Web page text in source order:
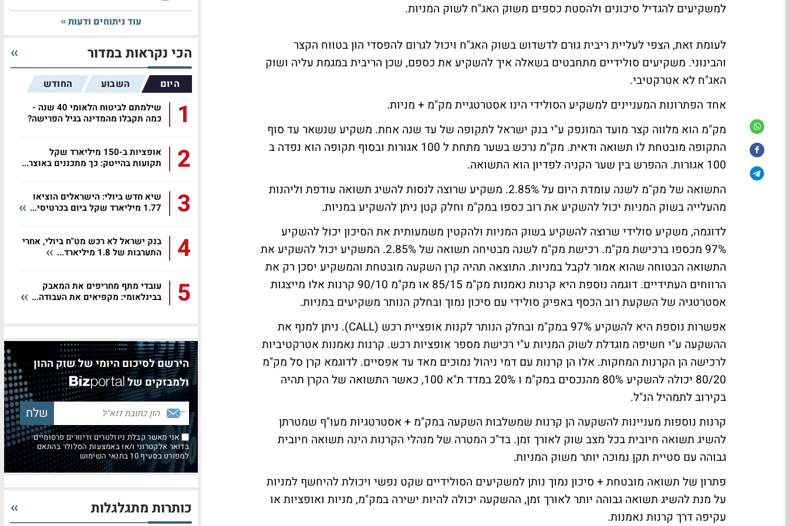
למשקיעים להגדיל סיכונים ולהסטת כספים משוק האג"ח לשוק המניות.
לעומת זאת, הצפי לעליית ריבית גורם לדשדוש בשוק האג"ח ויכול לגרום להפסדי הון בטווח הקצר
והבינוני. משקיעים סולידיים מתחבטים בשאלה איך להשקיע את כספם, שכן הריבית במגמת עליה ושוק
האג"ח לא אטרקטיבי.
אחד הפתרונות המעניינים למשקיע הסולידי הינו אסטרטגיית מק"מ + מניות.
מק"מ הוא מלווה קצר מועד המונפק ע"י בנק ישראל לתקופה של עד שנה אחת. משקיע שנשאר עד סוף
התקופה מובטחת לו תשואה ודאית. מק"מ נרכש בשער מתחת ל 100 אגורות ובסוף תקופה הוא נפדה ב
100 אגורות. ההפרש בין שער הקניה לפדיון הוא התשואה.
התשואה של מק"מ לשנה עומדת היום על 2.85%. משקיע שרוצה לנסות להשיג תשואה עודפת וליהנות
מהעלייה בשוק המניות יכול להשקיע את רוב כספו במק"מ וחלק קטן ניתן להשקיע במניות.
לדוגמה, משקיע סולידי שרוצה להשקיע בשוק המניות ולהקטין משמעותית את הסיכון יכול להשקיע
97% מכספו ברכישת מק"מ. רכישת מק"מ לשנה מבטיחה תשואה של 2.85%. המשקיע יכול להשקיע את
התשואה הבטוחה שהוא אמור לקבל במניות. התוצאה תהיה קרן השקעה מובטחת והמשקיע יסכן רק את
הרווחים העתידיים. דוגמה נוספת היא קרנות נאמנות מק"מ 85/15 או מק"מ 90/10 קרנות אלו מייצגות
אסטרטגיה של השקעת רוב הכסף באפיק סולידי עם סיכון נמוך ובחלק הנותר משקיעים במניות.
אפשרות נוספת היא להשקיע 97% במק"מ ובחלק הנותר לקנות אופציית רכש (CALL). ניתן למנף את
ההשקעה ע"י חשיפה מוגדלת לשוק המניות ע"י רכישת מספר אופציות רכש. קרנות נאמנות אטרקטיביות
לרכישה הן הקרנות המחקות. אלו הן קרנות עם דמי ניהול נמוכים מאד עד אפסיים. לדוגמא קרן סל מק"מ
80/20 יכולה להשקיע 80% מהנכסים במק"מ ו 20% במדד ת"א 100, כאשר התשואה של הקרן תהיה
בקירוב לתמהיל הנ"ל.
קרנות נוספות מעניינות להשקעה הן קרנות שמשלבות השקעה במק"מ + אסטרטגיות מעו"ף שמטרתן
להשיג תשואה חיובית בכל מצב שוק לאורך זמן. בד"כ המטרה של מנהלי הקרנות הינה תשואה חיובית
גבוהה עם סטיית תקן נמוכה יותר משוק המניות.
פתרון של תשואה מובטחת + סיכון נמוך נותן למשקיעים הסולידיים שקט נפשי ויכולת להיחשף למניות
על מנת להשיג תשואה גבוהה יותר לאורך זמן, ההשקעה יכולה להיות ישירה במק"מ, מניות ואופציות או
עקיפה דרך קרנות נאמנות.
עוד ניתוחים ודעות
הכי נקראות במדור
היום השבוע החודש
1
שילמתם לביטוח הלאומי 40 שנה -
כמה תקבלו מהמדינה בגיל הפרישה?
2
אופציות ב-150 מיליארד שקל
תקועות בהייטק: כך מתכננים באוצר...
3
שיא חדש ביולי: הישראלים הוציאו
1.77 מיליארד שקל ביום בכרטיסי...
4
בנק ישראל לא רכש מט"ח ביולי, אחרי
התערבות של 1.8 מיליארד...
5
עובדי מתף מחריפים את המאבק
בבינלאומי: מקפיאים את העבודה...
הירשם לסיכום היומי של שוק ההון
ולמבזקים של
אני מאשר קבלת ניוזלטרים ודיוורים פרסומיים
בדואר אלקטרוני ו/או באמצעות הסלולר בהתאם
למפורט בסעיף 10 בתנאי השימוש
כותרות מתגלגלות